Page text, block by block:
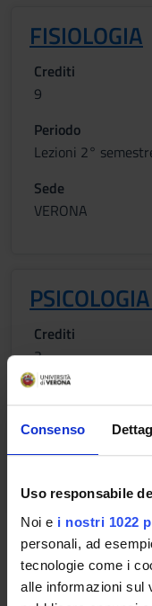
Consenso
Uso responsabile
Noi e i nostri 1022
personali, ad
tecnologie come i
alle informazioni sul
FISIOLOGIA
Crediti
9
Periodo
Lezioni 2°
Sede
VERONA
Crediti
3
Periodo
Sede
Obiettivi
Fornire le
professione medica